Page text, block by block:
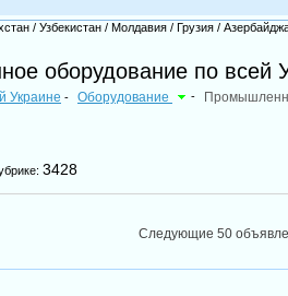
/ Узбекистан / Молдавия / Грузия /
оборудование по всей
Украине - Оборудование -
3428
Следующие 50